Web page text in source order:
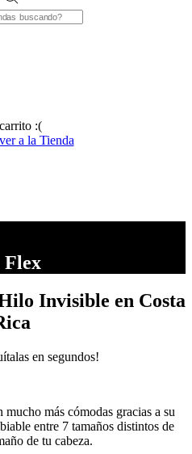
:(
a la Tienda
Flex
Invisible en Costa
en segundos!
más cómodas gracias a su
entre 7 tamaños distintos de
de tu cabeza.